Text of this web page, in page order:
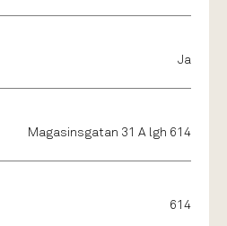
Ja
Magasinsgatan 31 A lgh 614
614